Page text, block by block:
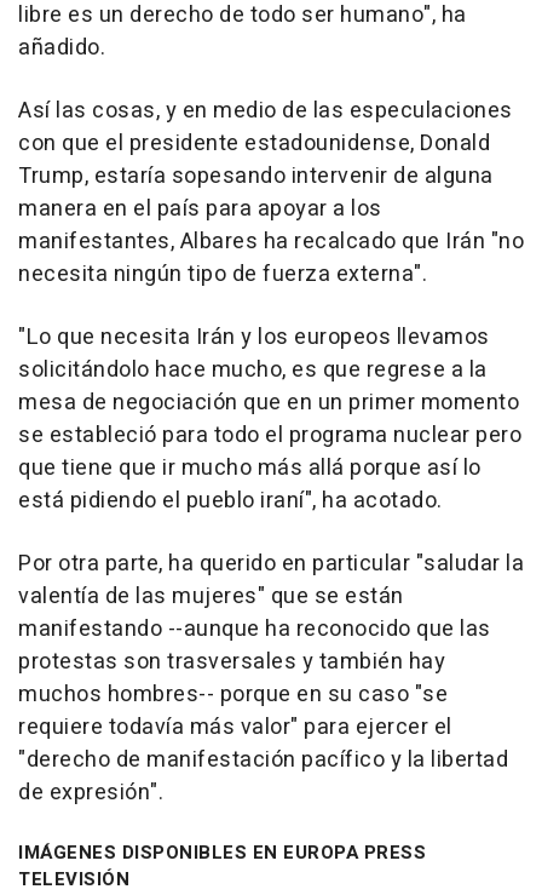
libre es un derecho de todo ser humano", ha
añadido.
Así las cosas, y en medio de las especulaciones
con que el presidente estadounidense, Donald
Trump, estaría sopesando intervenir de alguna
manera en el país para apoyar a los
manifestantes, Albares ha recalcado que Irán "no
necesita ningún tipo de fuerza externa".
"Lo que necesita Irán y los europeos llevamos
solicitándolo hace mucho, es que regrese a la
mesa de negociación que en un primer momento
se estableció para todo el programa nuclear pero
que tiene que ir mucho más allá porque así lo
está pidiendo el pueblo iraní", ha acotado.
Por otra parte, ha querido en particular "saludar la
valentía de las mujeres" que se están
manifestando --aunque ha reconocido que las
protestas son trasversales y también hay
muchos hombres-- porque en su caso "se
requiere todavía más valor" para ejercer el
"derecho de manifestación pacífico y la libertad
de expresión".
IMÁGENES DISPONIBLES EN EUROPA PRESS
TELEVISIÓN